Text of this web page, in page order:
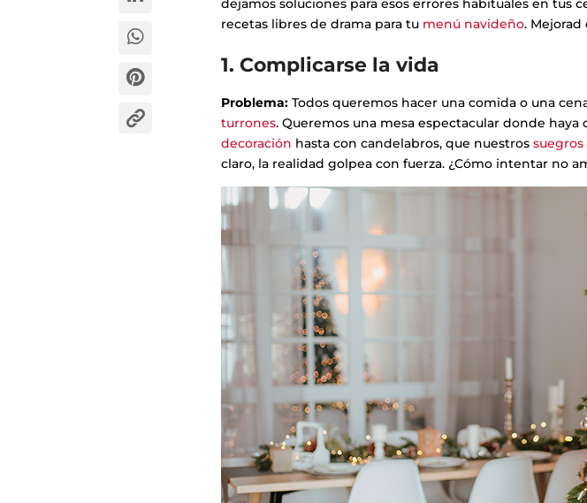
dejamos soluciones para esos errores habituales en tus
recetas libres de drama para tu menú navideño. Mejorad
1. Complicarse la vida
Problema: Todos queremos hacer una comida o una
turrones. Queremos una mesa espectacular donde
decoración hasta con candelabros, que nuestrossuegros
claro, la realidad golpea con fuerza. ¿Cómo intentar no